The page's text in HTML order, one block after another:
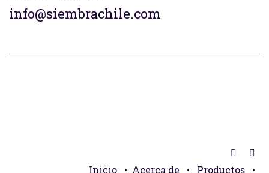
info@siembrachile.com
Inicio • Acerca de • Productos
•